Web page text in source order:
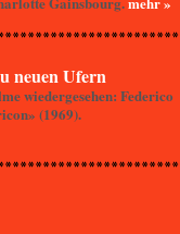
neuen Ufern
wiedergesehen: Federico
(1969).